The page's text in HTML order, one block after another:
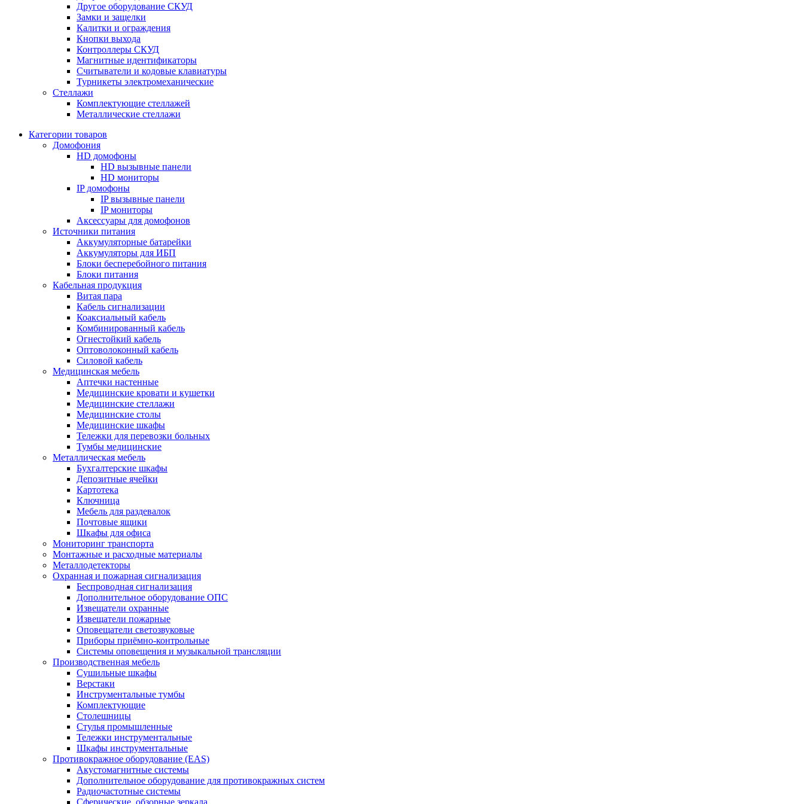
Другое оборудование СКУД
Замки и защелки
Калитки и ограждения
Кнопки выхода
Контроллеры СКУД
Магнитные идентификаторы
Считыватели и кодовые клавиатуры
Турникеты электромеханические
Стеллажи
Комплектующие стеллажей
Металлические стеллажи
Категории товаров
Домофония
HD домофоны
HD вызывные панели
HD мониторы
IP домофоны
IP вызывные панели
IP мониторы
Аксессуары для домофонов
Источники питания
Аккумуляторные батарейки
Аккумуляторы для ИБП
Блоки бесперебойного питания
Блоки питания
Кабельная продукция
Витая пара
Кабель сигнализации
Коаксиальный кабель
Комбинированный кабель
Огнестойкий кабель
Оптоволоконный кабель
Силовой кабель
Медицинская мебель
Аптечки настенные
Медицинские кровати и кушетки
Медицинские стеллажи
Медицинские столы
Медицинские шкафы
Тележки для перевозки больных
Тумбы медицинские
Металлическая мебель
Бухгалтерские шкафы
Депозитные ячейки
Картотека
Ключница
Мебель для раздевалок
Почтовые ящики
Шкафы для офиса
Мониторинг транспорта
Монтажные и расходные материалы
Металлодетекторы
Охранная и пожарная сигнализация
Беспроводная сигнализация
Дополнительное оборудование ОПС
Извещатели охранные
Извещатели пожарные
Оповещатели светозвуковые
Приборы приёмно-контрольные
Системы оповещения и музыкальной трансляции
Производственная мебель
Cушильные шкафы
Верстаки
Инструментальные тумбы
Комплектующие
Столешницы
Стулья промышленные
Тележки инструментальные
Шкафы инструментальные
Противокражное оборудование (EAS)
Акустомагнитные системы
Дополнительное оборудование для противокражных систем
Радиочастотные системы
Сферические, обзорные зеркала